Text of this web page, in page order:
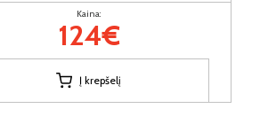
Kaina:
124€
Į krepšelį